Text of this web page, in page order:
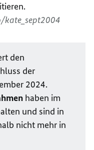
den
der
2024.
haben im
und sind in
nicht mehr in